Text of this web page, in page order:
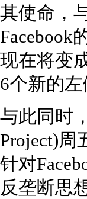
其使命，
Facebook
现在将变
6个新的左
与此同时
Project)周
针对
反垄断思